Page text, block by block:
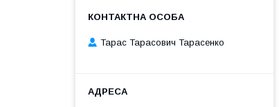
Тарас Тарасович Тарасенко